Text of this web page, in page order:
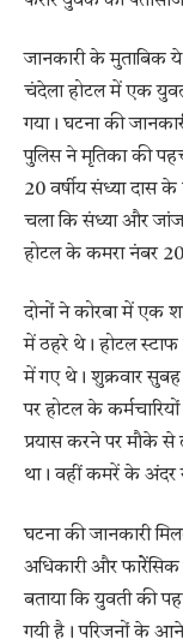
जानकारी के मुताबिक ये
चंदेला होटल में एक
गया। घटना की
पुलिस ने मृतिका की
20 वर्षीय संध्या
चला कि संध्या और
होटल के कमरा नंबर
दोनों ने कोरबा में एक
में ठहरे थे। होटल स्टाफ
में गए थे। शुक्रवार
पर होटल के
प्रयास करने पर मौके से
था। वहीं कमरें के अंदर
घटना की जानकारी
अधिकारी और फारेेंसिक
बताया कि युवती की
गयी है। परिजनों के